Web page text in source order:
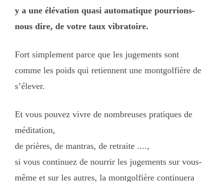
y a une élévation quasi automatique pourrions-
nous dire, de votre taux vibratoire.
Fort simplement parce que les jugements sont
comme les poids qui retiennent une montgolfière de
s’élever.
Et vous pouvez vivre de nombreuses pratiques de
méditation,
de prières, de mantras, de retraite ....,
si vous continuez de nourrir les jugements sur vous-
même et sur les autres, la montgolfière continuera